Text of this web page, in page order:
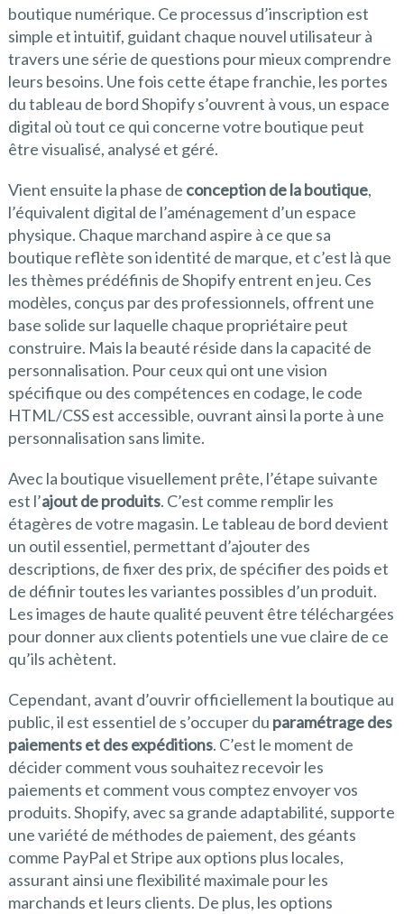
boutique numérique. Ce processus d’inscription est
simple et intuitif, guidant chaque nouvel utilisateur à
travers une série de questions pour mieux comprendre
leurs besoins. Une fois cette étape franchie, les portes
du tableau de bord Shopify s’ouvrent à vous, un espace
digital où tout ce qui concerne votre boutique peut
être visualisé, analysé et géré.
Vient ensuite la phase de conception de la boutique,
l’équivalent digital de l’aménagement d’un espace
physique. Chaque marchand aspire à ce que sa
boutique reflète son identité de marque, et c’est là que
les thèmes prédéfinis de Shopify entrent en jeu. Ces
modèles, conçus par des professionnels, offrent une
base solide sur laquelle chaque propriétaire peut
construire. Mais la beauté réside dans la capacité de
personnalisation. Pour ceux qui ont une vision
spécifique ou des compétences en codage, le code
HTML/CSS est accessible, ouvrant ainsi la porte à une
personnalisation sans limite.
Avec la boutique visuellement prête, l’étape suivante
est l’ajout de produits. C’est comme remplir les
étagères de votre magasin. Le tableau de bord devient
un outil essentiel, permettant d’ajouter des
descriptions, de fixer des prix, de spécifier des poids et
de définir toutes les variantes possibles d’un produit.
Les images de haute qualité peuvent être téléchargées
pour donner aux clients potentiels une vue claire de ce
qu’ils achètent.
Cependant, avant d’ouvrir officiellement la boutique au
public, il est essentiel de s’occuper du paramétrage des
paiements et des expéditions. C’est le moment de
décider comment vous souhaitez recevoir les
paiements et comment vous comptez envoyer vos
produits. Shopify, avec sa grande adaptabilité, supporte
une variété de méthodes de paiement, des géants
comme PayPal et Stripe aux options plus locales,
assurant ainsi une flexibilité maximale pour les
marchands et leurs clients. De plus, les options